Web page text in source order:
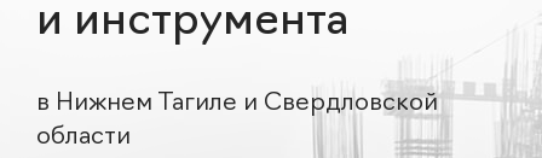
и инструмента
в Нижнем Тагиле и Свердловской
области